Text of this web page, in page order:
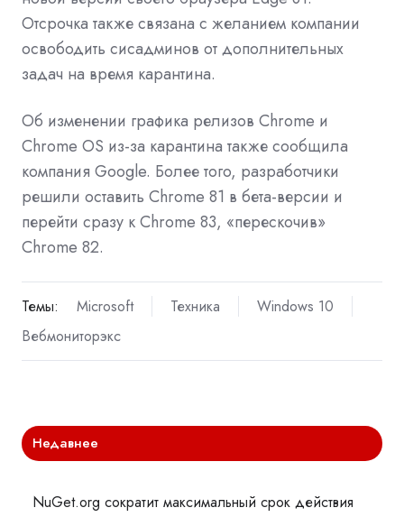
Отсрочка также связана с желанием компании
освободить сисадминов от дополнительных
задач на время карантина.
Об изменении графика релизов Chrome и
Chrome OS из-за карантина такжесообщила
компания Google. Более того, разработчики
решили оставить Chrome 81 в бета-версии и
перейти сразу к Chrome 83, «перескочив»
Chrome 82.
Темы: Microsoft Техника
Windows 10
Вебмониторэкс
Недавнее
NuGet.org сократит максимальный срок действия